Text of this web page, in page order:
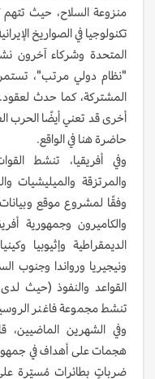
منزوعة السلاح، حيث تتهم
تكنولوجيا في الصواريخ
المتحدة وشركاء آخرون
"نظام دولي مرتب"، تستمر
المشتركة، كما حدث
أخرى قد تعني أيضًا الحرب
حاضرة هنا في الواقع.
وفي أفريقيا، تنشط
والمرتزقة والميليشيات
وفقًا لمشروع موقع وبيانات
والكاميرون وجمهورية
الديمقراطية وإثيوبيا
ونيجيريا ورواندا وجنوب
القواعد والنفوذ (حيث
تنشط مجموعة فاغنر
وفي الشهرين الماضيين،
هجمات على أهداف في
ضرباتٍ بطائرات مُسيّرة